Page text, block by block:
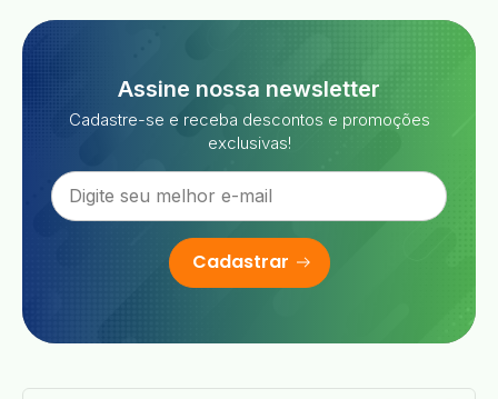
Assine nossa newsletter
Cadastre-se e receba descontos e promoções
exclusivas!
Cadastrar